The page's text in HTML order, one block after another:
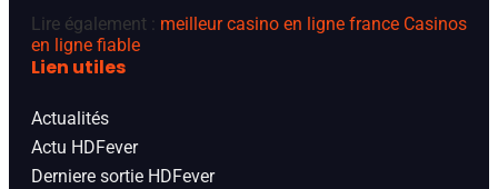
Lire également : meilleur casino en ligne france Casinos
en ligne fiable
Lien utiles
Actualités
Actu HDFever
Derniere sortie HDFever